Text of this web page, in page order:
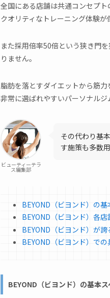
全国にある店舗は共通コンセプ
クオリティなトレーニング体験が
また採用倍率50倍という狭き門
りません。
脂肪を落とすダイエットから筋
非常に選ばれやすいパーソナルジ
ビューティーテラ
ス編集部
その代わり基
す施策も多数
BEYOND（ビヨンド）の
BEYOND（ビヨンド）各
BEYOND（ビヨンド）が
BEYOND（ビヨンド）で
BEYOND（ビヨンド）の基本